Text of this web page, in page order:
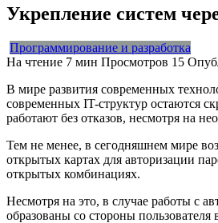
Укрепление систем
Программирование и разработка
На чтение 7 мин Просмотров 15
В мире развития современных
современных IT-структур остаются
работают без отказов, несмотря на
Тем не менее, в сегодняшнем мире
открытых картах для авторизации
открытых комбинациях.
Несмотря на это, в случае работы с
образованы со стороны